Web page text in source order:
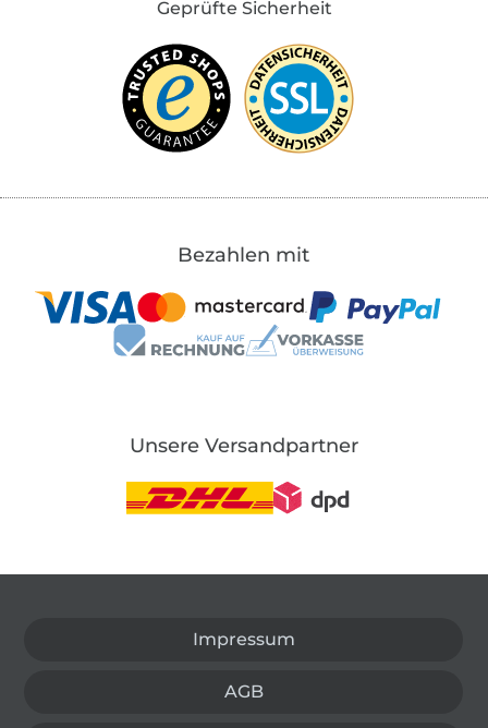
Geprüfte Sicherheit
Bezahlen mit
Unsere Versandpartner
Impressum
AGB